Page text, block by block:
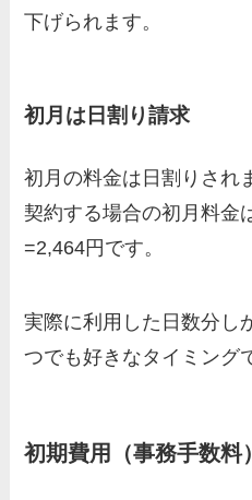
下げられます。
初月は日割り請求
初月の料金は日割りされ
契約する場合の初月料金
=2,464円です。
実際に利用した日数分し
つでも好きなタイミング
初期費用（事務手数料